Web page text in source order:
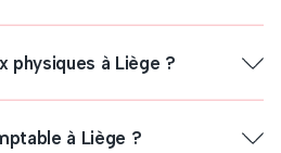
Accountants).
physiques à Liège ?
à Liège ?